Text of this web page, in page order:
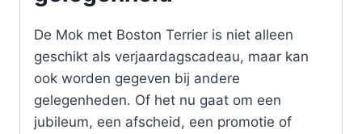
De Mok met Boston Terrier is niet alleen
geschikt als verjaardagscadeau, maar kan
ook worden gegeven bij andere
gelegenheden. Of het nu gaat om een
jubileum, een afscheid, een promotie of